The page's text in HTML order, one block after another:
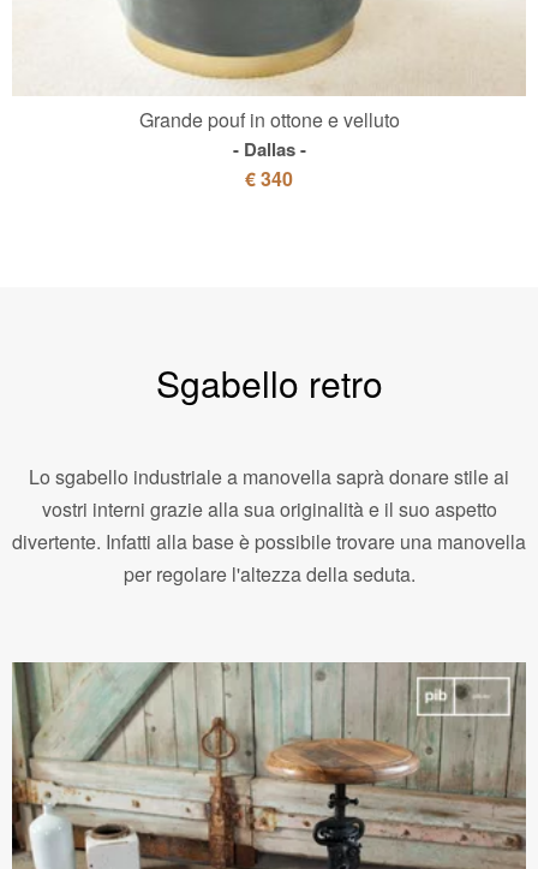
Grande pouf in ottone e velluto
Dallas
€ 340
Sgabello retro
Lo sgabello industriale a manovella saprà donare stile ai
vostri interni grazie alla sua originalità e il suo aspetto
divertente. Infatti alla base è possibile trovare una manovella
per regolare l'altezza della seduta.